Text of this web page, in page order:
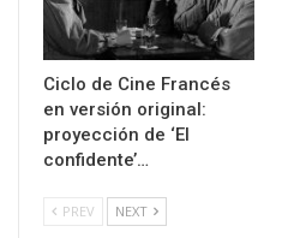
Ciclo de Cine Francés
en versión original:
proyección de ‘El
confidente’…
PREV NEXT